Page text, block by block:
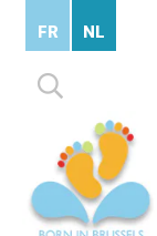
content
Zoeken
naar:
FR NL